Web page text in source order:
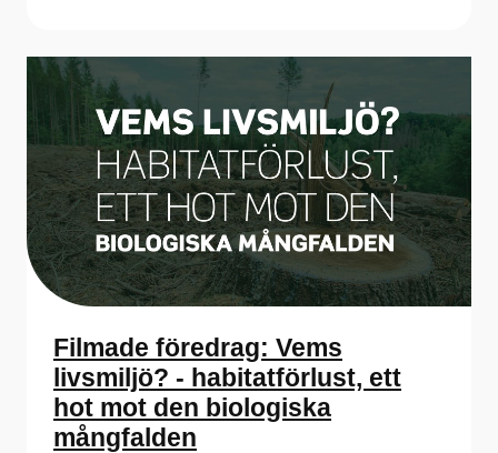
Filmade föredrag: Vems
livsmiljö? - habitatförlust, ett
hot mot den biologiska
mångfalden